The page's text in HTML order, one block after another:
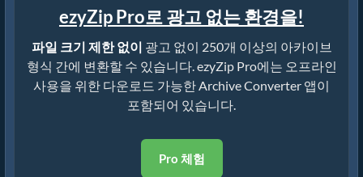
ezyZip Pro로 광고 없는 환경을!
파일 크기 제한 없이 광고 없이 250개 이상의 아카이브
형식 간에 변환할 수 있습니다. ezyZip Pro에는 오프라인
사용을 위한 다운로드 가능한 Archive Converter 앱이
포함되어 있습니다.
Pro 체험